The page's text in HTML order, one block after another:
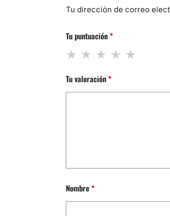
Tu dirección de correo
Tu puntuación*
Tu valoración*
Nombre*